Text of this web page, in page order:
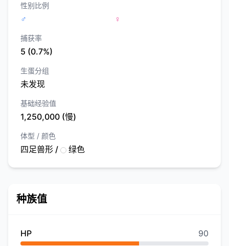
性别比例
♂ ♀
捕获率
5 (0.7%)
生蛋分组
未发现
基础经验值
1,250,000 (慢)
体型 / 颜色
四足兽形 / 绿色
种族值
HP 90